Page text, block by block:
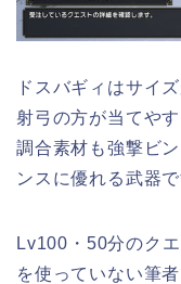
ドスバギィはサイ
射弓の方が当てや
調合素材も強撃ビ
ンスに優れる武器で
Lv100・50分のク
を使っていない筆